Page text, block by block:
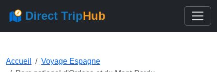
Direct TripHub
Accueil
Voyage Espagne